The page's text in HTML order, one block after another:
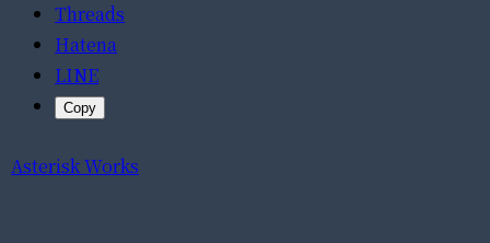
Threads
Hatena
LINE
Copy
Asterisk Works